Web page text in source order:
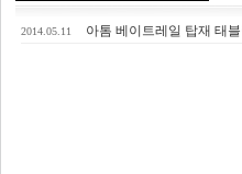
2014.05.11 아톰 베이트레일 탑재 태